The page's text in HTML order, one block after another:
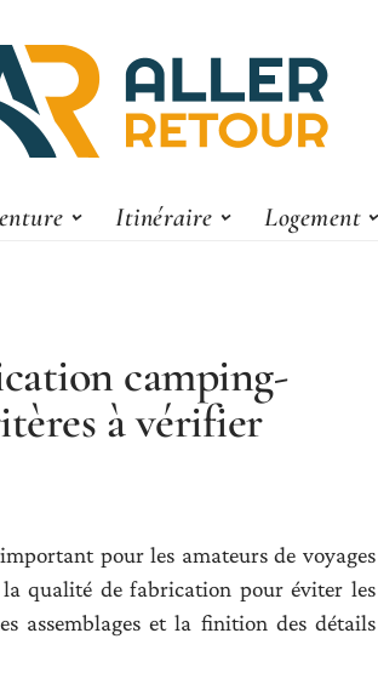
Itinéraire Logement
camping-
à vérifier
pour les amateurs de voyages
la qualité de fabrication pour éviter les
assemblages et la finition des détails